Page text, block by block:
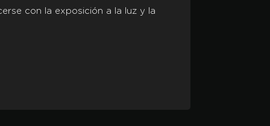
con la exposición a la luz y la